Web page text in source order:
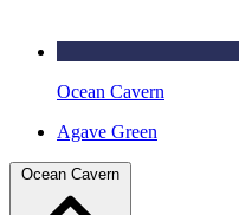
Ocean Cavern
Agave Green
Ocean Cavern